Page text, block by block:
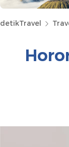
detikTravel